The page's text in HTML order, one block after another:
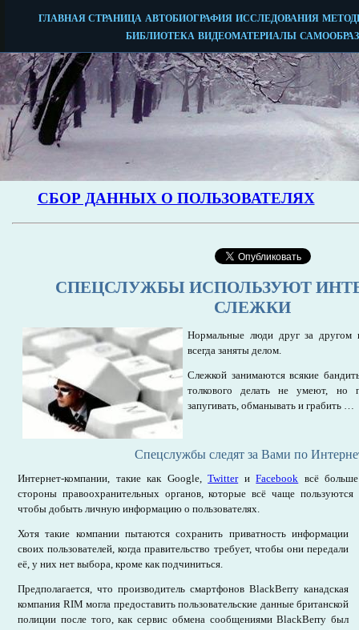
СПЕЦСЛУЖБЫ ИСПОЛЬЗУЮТ
СЛЕЖКИ
Нормальные люди друг за другом
всегда заняты делом.
Слежкой занимаются всякие
толкового делать не умеют, но
запугивать, обманывать и грабить …
Спецслужбы следят за Вами по
Интернет-компании, такие как Google,TwitterиFacebook всё
стороны правоохранительных органов, которые всё чаще
чтобы добыть личную информацию о пользователях.
Хотя такие компании пытаются сохранить приватность информации
своих пользователей, когда правительство требует, чтобы они передали
её, у них нет выбора, кроме как подчиниться.
Предполагается, что производитель смартфонов BlackBerry канадская
компания RIM могла предоставить пользовательские данные британской
полиции после того, как сервис обмена сообщениями BlackBerry был